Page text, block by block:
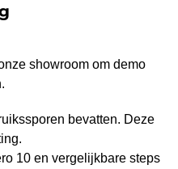
showroom om demo
bevatten. Deze
10 en vergelijkbare steps